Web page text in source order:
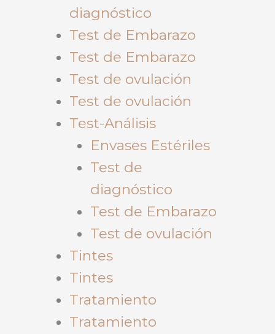
diagnóstico
Test de Embarazo
Test de Embarazo
Test de ovulación
Test de ovulación
Test-Análisis
Envases Estériles
Test de
diagnóstico
Test de Embarazo
Test de ovulación
Tintes
Tintes
Tratamiento
Tratamiento